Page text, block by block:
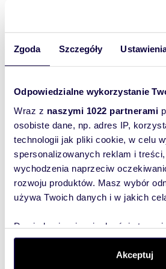
Zgoda Szczegóły
Odpowiedzialne wykorzystanie
Wraz z naszymi 1022 partnerami
osobiste dane, np. adres IP,
technologii jak pliki cookie, w celu
spersonalizowanych reklam i
wychodzenia naprzeciw
rozwoju produktów. Masz wybór
używa Twoich danych i w jakich
Dowiedz się więcej odnośnie tego,
dane są przetwarzane oraz ustaw
. W Deklaracji
Akceptuj
niedzwonienie.
29 m2 1 17 414zł/
Kawalerka 29 m² w Woli,
nowoczesna łazienka -
505 000 zł
mieszkanie Warszawa,